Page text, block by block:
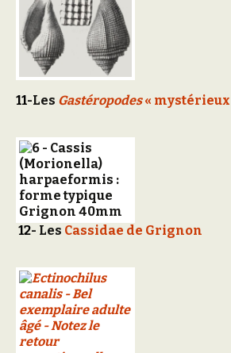
11-Les Gastéropodes« mystérieux
12- Les Cassidae de Grignon